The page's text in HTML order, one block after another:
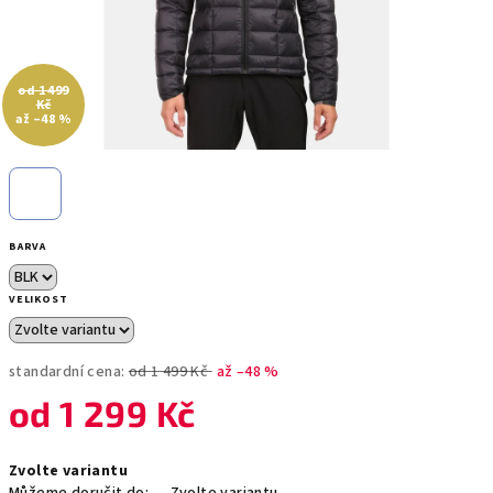
BARVA
VELIKOST
standardní cena: od 1 499 Kč až –48 %
od1 299 Kč
cena:
Zvolte variantu
od 1 499
Kč
až –48 %